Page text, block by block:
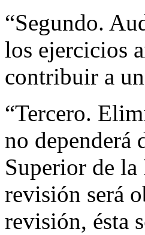
“Segundo.
los ejercicios
contribuir a
“Tercero.
no
Superior de la
revisión será
revisión, ésta